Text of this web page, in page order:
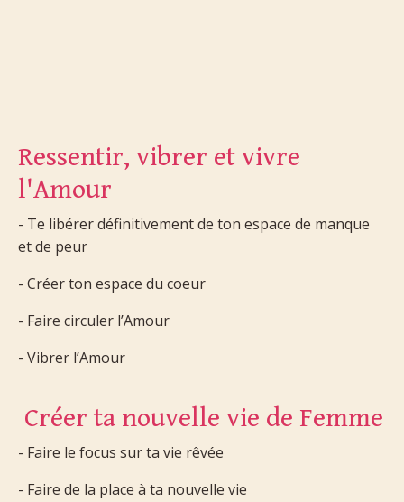
Ressentir, vibrer et vivre
l'Amour
- Te libérer définitivement de ton espace de manque
et de peur
- Créer ton espace du coeur
- Faire circuler l’Amour
- Vibrer l’Amour
Créer ta nouvelle vie de Femme
- Faire le focus sur ta vie rêvée
- Faire de la place à ta nouvelle vie